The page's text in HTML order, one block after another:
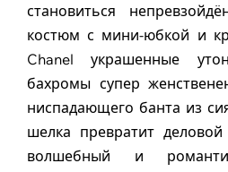
становиться
костюм с мини-юбкой и
Chanel украшенные
бахромы супер
ниспадающего банта из
шелка превратит
волшебный и